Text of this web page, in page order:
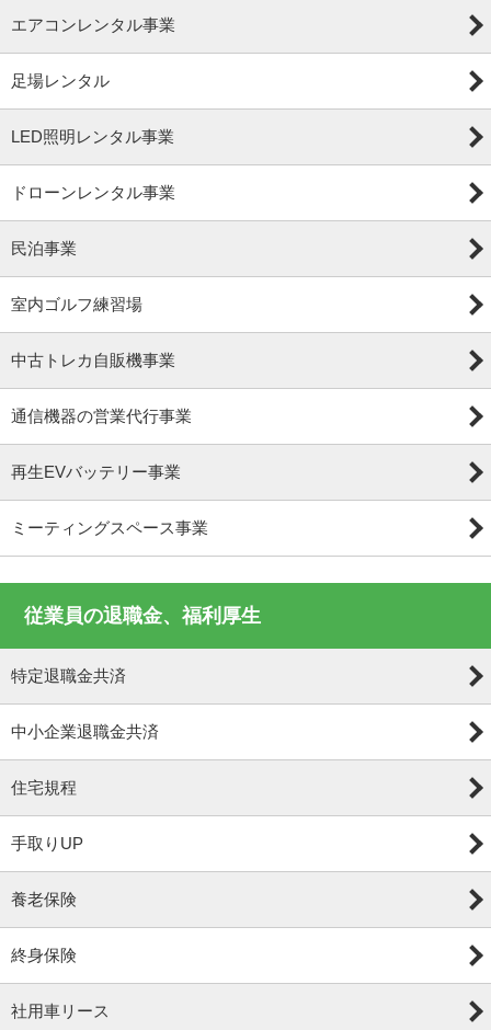
エアコンレンタル事業
足場レンタル
LED照明レンタル事業
ドローンレンタル事業
民泊事業
室内ゴルフ練習場
中古トレカ自販機事業
通信機器の営業代行事業
再生EVバッテリー事業
ミーティングスペース事業
従業員の退職金、福利厚生
特定退職金共済
中小企業退職金共済
住宅規程
手取りUP
養老保険
終身保険
社用車リース